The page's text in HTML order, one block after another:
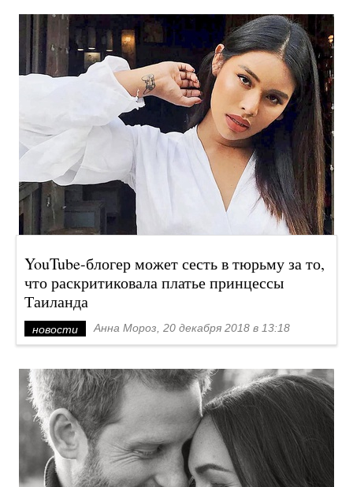
YouTube-блогер может сесть в тюрьму за то,
что раскритиковала платье принцессы
Таиланда
новости Анна Мороз, 20 декабря 2018 в 13:18